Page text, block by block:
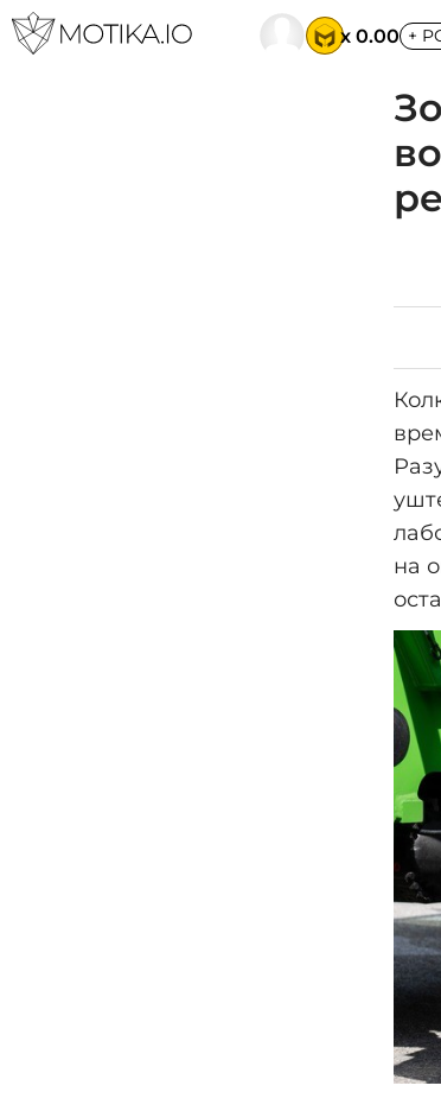
x 0.00 +
на